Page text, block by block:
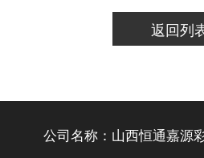
返回列
公司名称：山西恒通嘉源